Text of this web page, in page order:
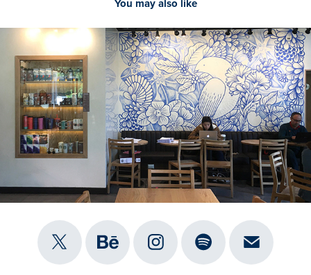
You may also like
2019
Flor de Azucena, Santiago de Chile - Mural Starbucks